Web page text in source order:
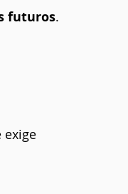
futuros.
exige